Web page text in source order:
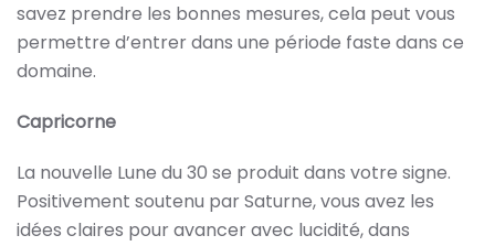
savez prendre les bonnes mesures, cela peut vous
permettre d’entrer dans une période faste dans ce
domaine.
Capricorne
La nouvelle Lune du 30 se produit dans votre signe.
Positivement soutenu par Saturne, vous avez les
idées claires pour avancer avec lucidité, dans